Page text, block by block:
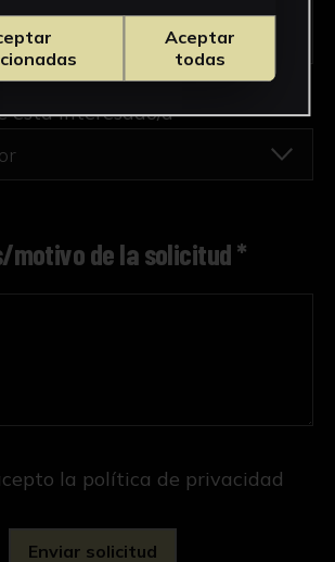
está interesado/a*
motivo de la solicitud *
la política de privacidad
Aceptar
todas